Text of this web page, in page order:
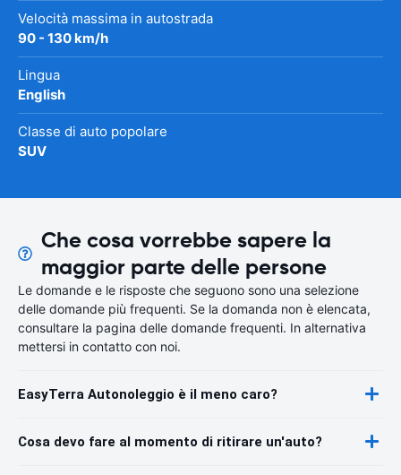
Velocità massima in autostrada
90 - 130 km/h
Lingua
English
Classe di auto popolare
SUV
Che cosa vorrebbe sapere la
maggior parte delle persone
Le domande e le risposte che seguono sono una selezione
delle domande più frequenti. Se la domanda non è elencata,
consultare la pagina delle domande frequenti. In alternativa
mettersi in contatto con noi.
EasyTerra Autonoleggio è il meno caro?
Cosa devo fare al momento di ritirare un'auto?